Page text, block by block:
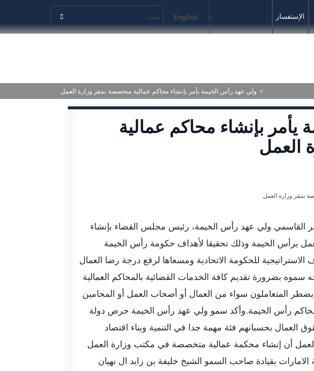
English الإستفسار
> ولي عهد رأس الخيمة يأمر بإنشاء محاكم عمالية متخصصة بمقر وزارة العمل
بإنشاء محاكم عمالية
العمل
ولي عهد رأس الخيمة، رئيس مجلس القضاء بإنشاء
برأس الخيمة وذلك تحقيقا لأهداف حكومة رأس الخيمة
الاستراتيجية للحكومة الاتحادية ومسعاها لرفع درجة رضا العمال
سموه بضرورة تقديم كافة الخدمات القضائية بالمحاكم العمالية
المتعاملون سواء من العمال أو أصحاب العمل أو المحامين
محاكم رأس الخيمة.وأكد سمو ولي عهد رأس الخيمة حرص دولة
العمال بحسبانهم فئة مهمة جدا في التنمية وبناء اقتصاد
أن إنشاء محكمة عمالية متخصصة في مكتب وزارة العمل
بقيادة صاحب السمو الشيخ خليفة بن زايد ال نهيان